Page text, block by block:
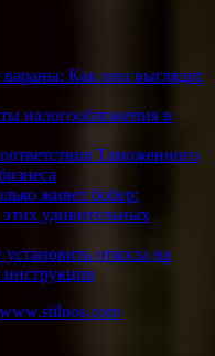
вараны: Как они выглядят
налогообложения в
Таможенного
живет бобер:
удивительных
откосы на
инструкция
www.stilnos.com